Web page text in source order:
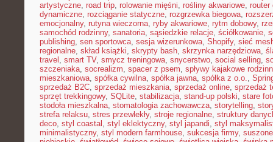
artystyczne, road trip, rolowanie mięśni, rośliny akwariowe, router
dynamiczne, rozciąganie statyczne, rozgrzewka biegowa,
emocjonalny, rutyna wieczorna, ryby akwariowe, rytm dobowy,
samochód rodzinny, sanatoria, sąsiedzkie relacje, ściółkowanie,
publishing, sen sportowca, sesja wizerunkowa, Shopify, sieć
regionalne, skład książki, skrypty bash, skrzynka narzędziowa,
travel , smart TV, smycz treningowa, snycerstwo, social selling,
szczeniaka, socrealizm, spacer z psem, spływy kajakowe
mieszkaniowa, spółka cywilna, spółka jawna, spółka z o.o.,
sprzedaż B2C, sprzedaż mieszkania, sprzedaż online, sprzedaż
sprzęt trekkingowy, SQLite, stabilizacja, stand-up polski, stare
stodoła mieszkalna, stomatologia zachowawcza, storytelling,
strefa relaksu, stres przewlekły, stroje regionalne, struktury
deco, styl coastal , styl eklektyczny, styl japandi, styl
minimalistyczny, styl modern farmhouse, sukcesja firmy,